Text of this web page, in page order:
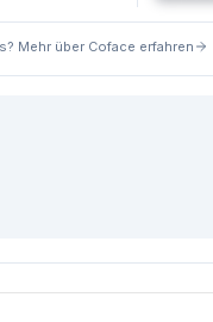
Mehr über Coface erfahren